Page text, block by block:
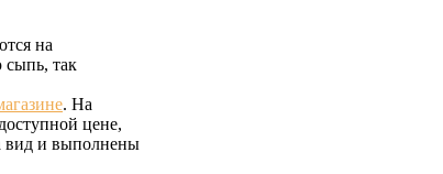
на
сыпь, так
. На
цене,
вид и выполнены